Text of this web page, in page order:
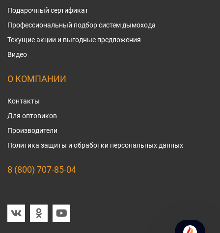
Подарочный сертификат
Профессиональный подбор систем дымохода
Текущие акции и выгодные предложения
Видео
О КОМПАНИИ
Контакты
Для оптовиков
Производители
Политика защиты и обработки персональных данных
8 (800) 707-85-04